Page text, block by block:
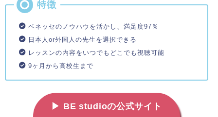
ベネッセのノウハウを活かし、満足度97％
日本人or外国人の先生を選択できる
レッスンの内容をいつでもどこでも視聴可能
9ヶ月から高校生まで
▶ BE studioの公式サイト